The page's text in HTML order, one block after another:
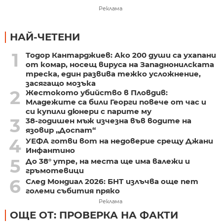
Реклама
НАЙ-ЧЕТЕНИ
1
Тодор Кантарджиев: Ако 200 души са ухапани
от комар, носещ вируса на Западнонилската
треска, един развива тежко усложнение,
засягащо мозъка
2
Жестокото убийство в Пловдив:
Младежите са били Георги повече от час и
си купили дюнери с парите му
3
38-годишен мъж изчезна във водите на
язовир „Доспат“
4 УЕФА готви вот на недоверие срещу Джани
Инфантино
5 До 38° утре, на места ще има валежи и
гръмотевици
6 След Мондиал 2026: БНТ излъчва още пет
големи събития пряко
Реклама
ОЩЕ ОТ: ПРОВЕРКА НА ФАКТИ